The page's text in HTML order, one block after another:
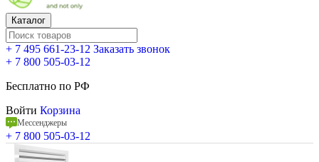
Каталог
+ 7 495 661-23-12 Заказать звонок
+ 7 800 505-03-12
Бесплатно по РФ
Войти Корзина
Мессенджеры
+ 7 800 505-03-12